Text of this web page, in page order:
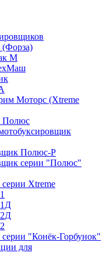
(Форза)
М
Моторс (Xtreme
Полюс
Полюс-Р
серии "Полюс"
Xtreme
"Конёк-Горбунок"
для